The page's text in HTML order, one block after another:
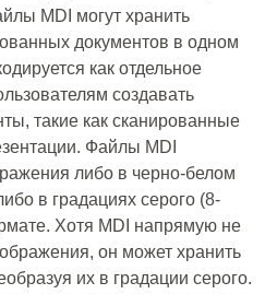
MDI могут хранить
документов в одном
как отдельное
создавать
такие как сканированные
Файлы MDI
либо в черно-белом
в градациях серого (8-
Хотя MDI напрямую не
он может хранить
их в градации серого.